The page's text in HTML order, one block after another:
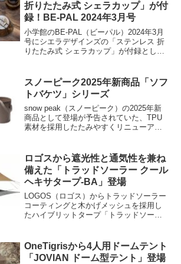
折りたたみ式 シェラカップ」が付
録！BE-PAL 2024年3月号
小学館のBE-PAL（ビーパル）2024年3月
号にシエラデザインズの「ステンレス 折
りたたみ式 シェラカップ」が付録として
プで、ハンドルをたたんでコンパクトに
できます。詳細をレビューします。
スノーピーク2025年新商品「ソフ
トバケツ」シリーズ
snow peak（スノーピーク）の2025年新
商品として登場が予告されていた、TPU
素材を採用したたみやすくリニューアル
たにグレーがかったブラウンに変更さ
れ、どのキャンプシーンにもマッチする
デザインになりました。詳細をレビュー
します。
ロゴスから遮光性と通気性を兼ね
備えた「トラッドソーラー クール
ヘキサタープ-BA」登場
LOGOS（ロゴス）からトラッドソーラー
コーティングと木かげメッシュを採用し
たハイブリットタープ「トラッドソーラ
タープです。詳細をレビューします。
OneTigrisから4人用ドームテント
「JOVIAN ドーム型テント」登場